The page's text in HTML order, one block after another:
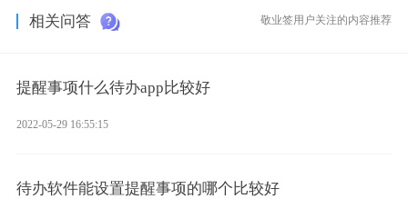
相关问答 敬业签用户关注的内容推荐
提醒事项什么待办app比较好
2022-05-29 16:55:15
待办软件能设置提醒事项的哪个比较好